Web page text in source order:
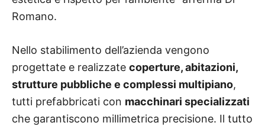
Romano.
Nello stabilimento dell’azienda vengono
progettate e realizzate coperture, abitazioni,
strutture pubbliche e complessi multipiano,
tutti prefabbricati con macchinari specializzati
che garantiscono millimetrica precisione. Il tutto